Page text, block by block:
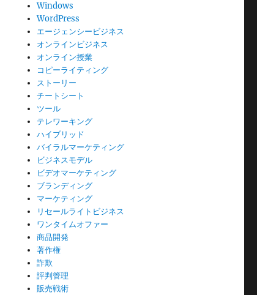
Windows
WordPress
エージェンシービジネス
オンラインビジネス
オンライン授業
コピーライティング
ストーリー
チートシート
ツール
テレワーキング
ハイブリッド
バイラルマーケティング
ビジネスモデル
ビデオマーケティング
ブランディング
マーケティング
リセールライトビジネス
ワンタイムオファー
商品開発
著作権
詐欺
評判管理
販売戦術